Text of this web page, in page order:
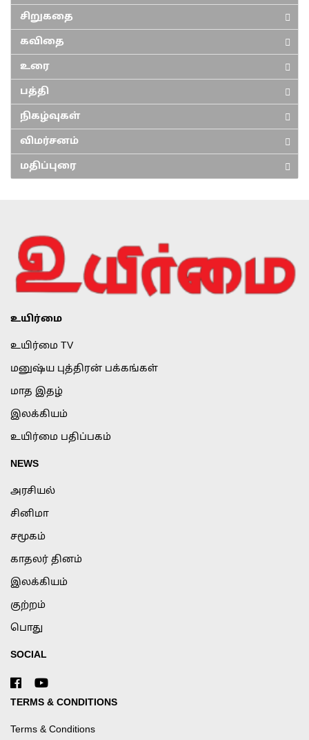
சிறுகதை
கவிதை
உரை
பத்தி
நிகழ்வுகள்
விமர்சனம்
மதிப்புரை
உயிர்மை
உயிர்மை TV
மனுஷ்ய புத்திரன் பக்கங்கள்
மாத இதழ்
இலக்கியம்
உயிர்மை பதிப்பகம்
NEWS
அரசியல்
சினிமா
சமூகம்
காதலர் தினம்
இலக்கியம்
குற்றம்
பொது
SOCIAL
TERMS & CONDITIONS
Terms & Conditions